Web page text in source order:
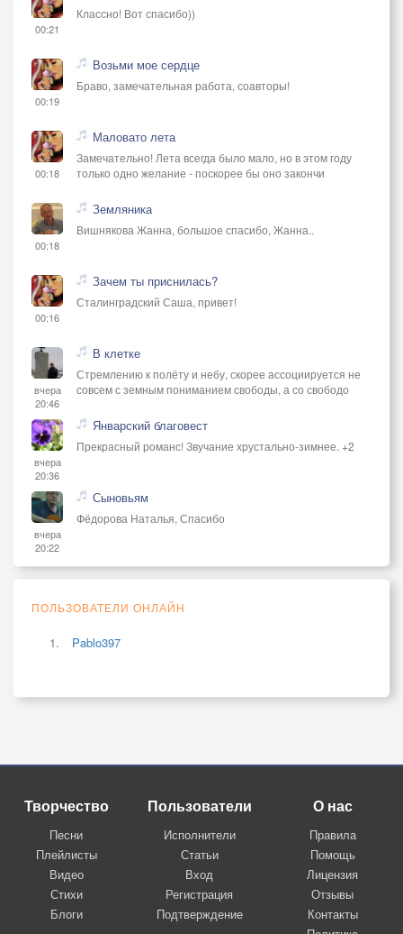
00:21
Классно! Вот спасибо))
00:19
Возьми мое сердце
Браво, замечательная работа, соавторы!
00:18
Маловато лета
Замечательно! Лета всегда было мало, но в этом году
только одно желание - поскорее бы оно закончи
00:18
Земляника
Вишнякова Жанна, большое спасибо, Жанна..
00:16
Зачем ты приснилась?
Сталинградский Саша, привет!
вчера
20:46
В клетке
Стремлению к полёту и небу, скорее ассоциируется не
совсем с земным пониманием свободы, а со свободо
вчера
20:36
Январский благовест
Прекрасный романс! Звучание хрустально-зимнее. +2
вчера
20:22
Сыновьям
Фёдорова Наталья, Спасибо
ПОЛЬЗОВАТЕЛИ ОНЛАЙН
Pablo397
Творчество
Песни
Плейлисты
Видео
Стихи
Блоги
Пользователи
Исполнители
Статьи
Вход
Регистрация
Подтверждение
О нас
Правила
Помощь
Лицензия
Отзывы
Контакты